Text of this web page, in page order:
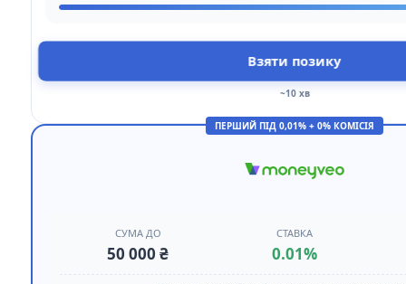
Взяти позику
~10 хв
ПЕРШИЙ ПІД 0,01% + 0% КОМІСІЯ
СУМА ДО
50 000 ₴
СТАВКА
0.01%